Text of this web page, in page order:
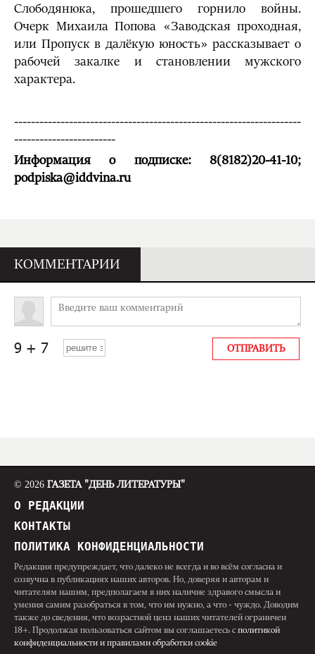
Слободянюка, прошедшего горнило войны.
Очерк Михаила Попова «Заводская проходная,
или Пропуск в далёкую юность» рассказывает о
рабочей закалке и становлении мужского
характера.
--------------------------------------------------------------------
------------------------
Информация о подписке: 8(8182)20-41-10;
podpiska@iddvina.ru
КОММЕНТАРИИ
© 2026 ГАЗЕТА "ДЕНЬ ЛИТЕРАТУРЫ"
О РЕДАКЦИИ
КОНТАКТЫ
ПОЛИТИКА КОНФИДЕНЦИАЛЬНОСТИ
Редакция предупреждает, что далеко не всегда и во всём согласна и
созвучна в публикациях наших авторов. Но, доверяя и авторам и
читателям нашим, предполагаем в них наличие здравого смысла и
умения самим разобраться в том, что им нужно, а что - чуждо. Доводим
также до сведения, что возрастной ценз наших читателей ограничен
18+. Продолжая пользоваться сайтом вы соглашаетесь с политикой
конфиденциальности и правилами обработки cookie